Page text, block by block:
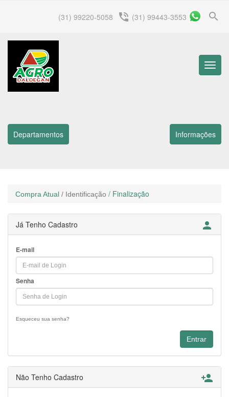
search
(31) 99220-5058 phone_in_talk (31) 99443-3553
Menu
Departamentos Informações
Compra Atual / Identificação / Finalização
Já Tenho Cadastro 
E-mail
Senha
Esqueceu sua senha?
Não Tenho Cadastro 